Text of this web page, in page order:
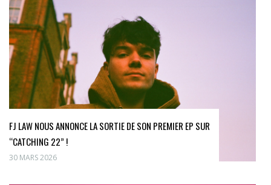
FJ LAW NOUS ANNONCE LA SORTIE DE SON PREMIER EP SUR
“CATCHING 22” !
30 MARS 2026